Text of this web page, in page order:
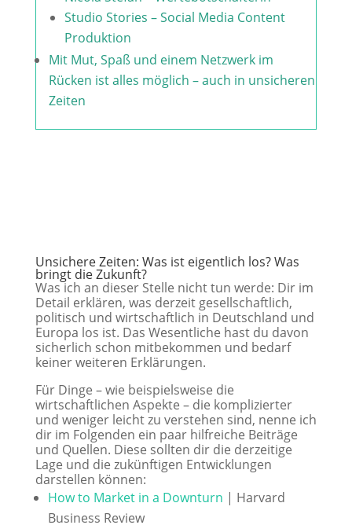
Studio Stories – Social Media Content
Produktion
Mit Mut, Spaß und einem Netzwerk im
Rücken ist alles möglich – auch in unsicheren
Zeiten
Unsichere Zeiten: Was ist eigentlich los? Was
bringt die Zukunft?
Was ich an dieser Stelle nicht tun werde: Dir im
Detail erklären, was derzeit gesellschaftlich,
politisch und wirtschaftlich in Deutschland und
Europa los ist. Das Wesentliche hast du davon
sicherlich schon mitbekommen und bedarf
keiner weiteren Erklärungen.
Für Dinge – wie beispielsweise die
wirtschaftlichen Aspekte – die komplizierter
und weniger leicht zu verstehen sind, nenne ich
dir im Folgenden ein paar hilfreiche Beiträge
und Quellen. Diese sollten dir die derzeitige
Lage und die zukünftigen Entwicklungen
darstellen können:
How to Market in a Downturn | Harvard
Business Review